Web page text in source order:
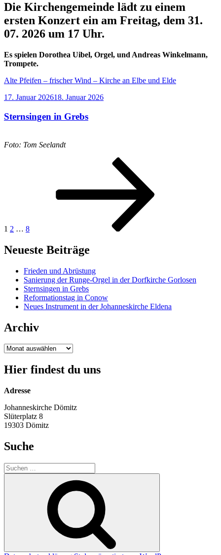
Die Kirchengemeinde lädt zu einem
ersten Konzert ein am Freitag, dem 31.
07. 2026 um 17 Uhr.
Es spielen Dorothea Uibel, Orgel, und Andreas Winkelmann,
Trompete.
Alte Pfeifen – frischer Wind – Kirche an Elbe und Elde
Veröffentlicht
17. Januar 202618. Januar 2026
Sternsingen in Grebs
Foto: Tom Seelandt
1 2 … 8
Neueste Beiträge
Frieden und Abrüstung
Sanierung der Runge-Orgel in der Dorfkirche Gorlosen
Sternsingen in Grebs
Reformationstag in Conow
Neues Instrument in der Johanneskirche Eldena
Archiv
Archiv
Hier findest du uns
Adresse
Johanneskirche Dömitz
Slüterplatz 8
19303 Dömitz
Suche
Suche
nach: